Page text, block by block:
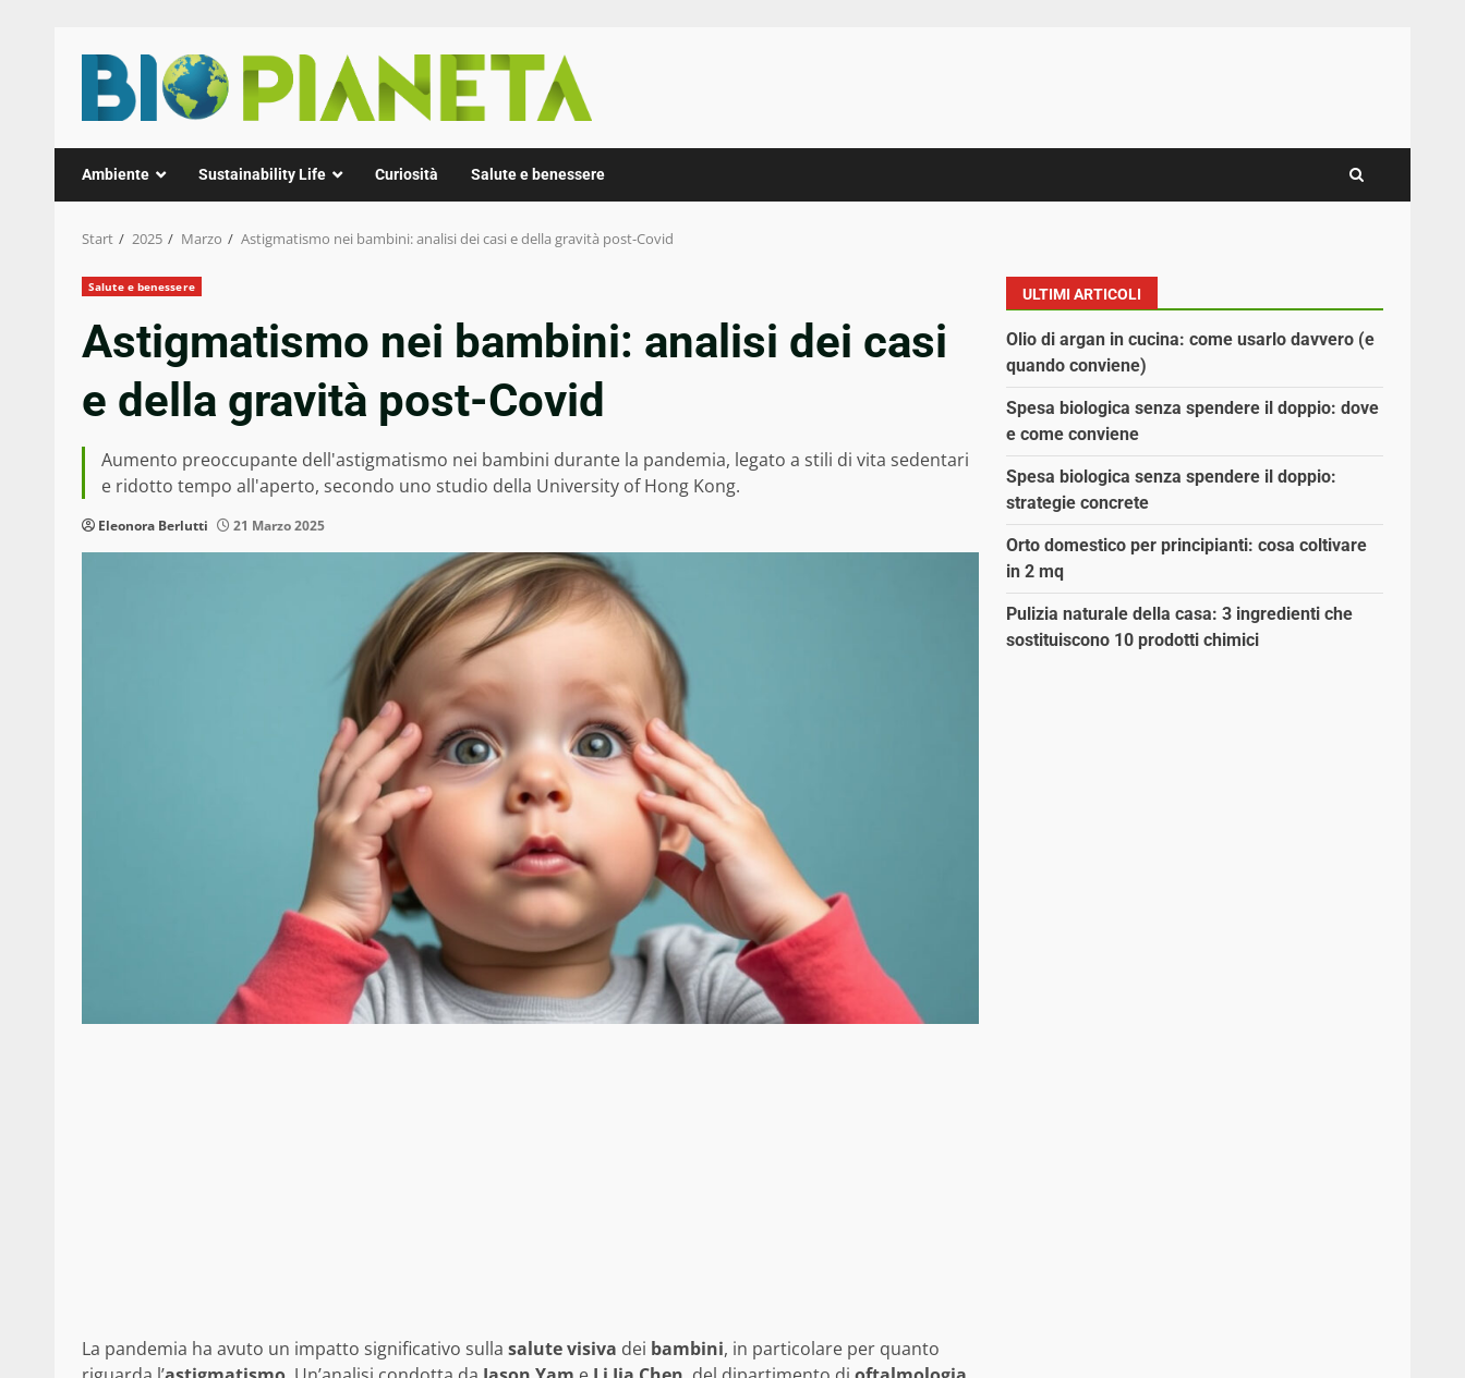
Inhalt
springen
Ambiente Sustainability Life Curiosità Salute e benessere
Start 2025 Marzo Astigmatismo nei bambini: analisi dei casi e della gravità post-Covid
Salute e benessere
Astigmatismo nei bambini: analisi dei casi
e della gravità post-Covid
Aumento preoccupante dell'astigmatismo nei bambini durante la pandemia, legato a stili di vita sedentari
e ridotto tempo all'aperto, secondo uno studio della University of Hong Kong.
Eleonora Berlutti 21 Marzo 2025
La pandemia ha avuto un impatto significativo sulla salute visiva dei bambini, in particolare per quanto
ULTIMI ARTICOLI
Olio di argan in cucina: come usarlo davvero (e
quando conviene)
Spesa biologica senza spendere il doppio: dove
e come conviene
Spesa biologica senza spendere il doppio:
strategie concrete
Orto domestico per principianti: cosa coltivare
in 2 mq
Pulizia naturale della casa: 3 ingredienti che
sostituiscono 10 prodotti chimici